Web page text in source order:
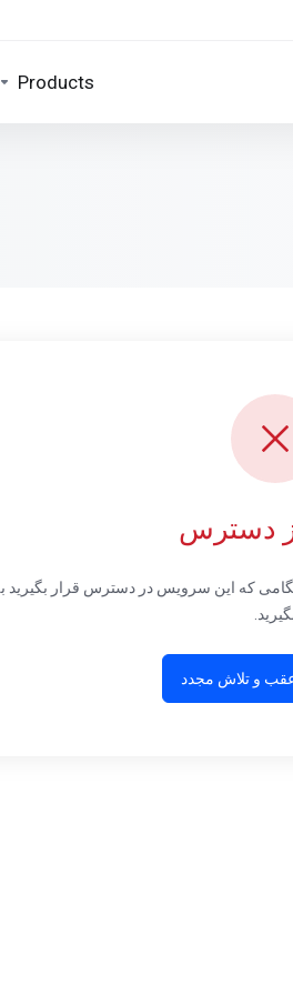
Products
دسترس
که این سرویس در دسترس قرار بگیرید به
و تلاش مجدد